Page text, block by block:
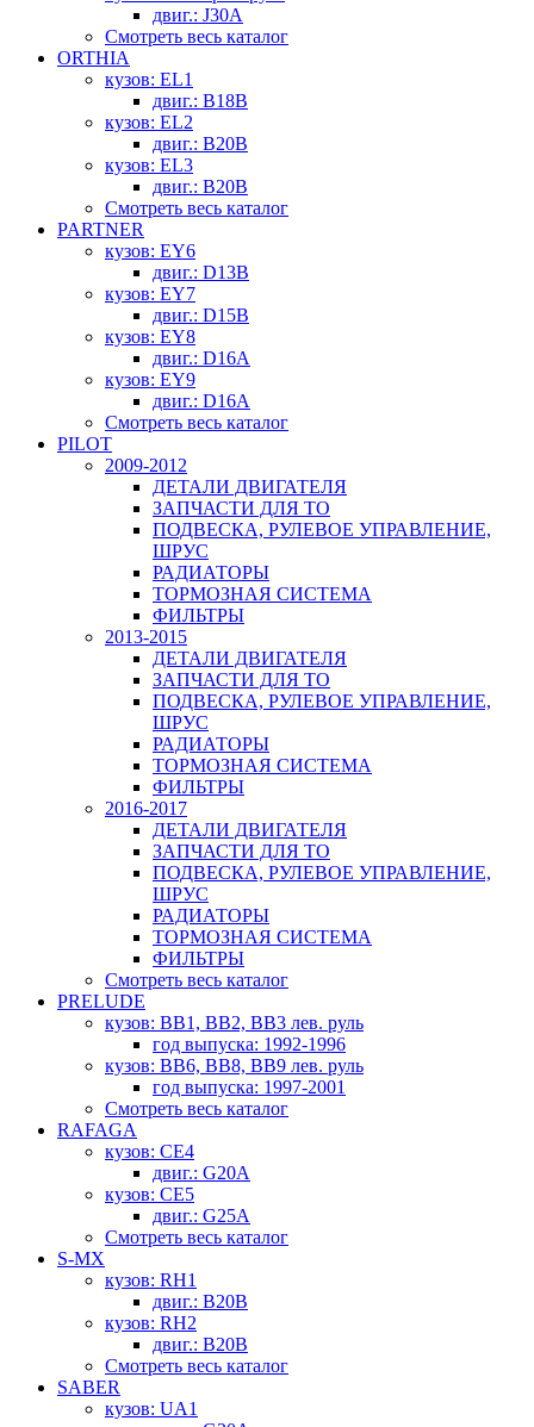
двиг.: J30A
Смотреть весь каталог
ORTHIA
кузов: EL1
двиг.: B18B
кузов: EL2
двиг.: B20B
кузов: EL3
двиг.: B20B
Смотреть весь каталог
PARTNER
кузов: EY6
двиг.: D13B
кузов: EY7
двиг.: D15B
кузов: EY8
двиг.: D16A
кузов: EY9
двиг.: D16A
Смотреть весь каталог
PILOT
2009-2012
ДЕТАЛИ ДВИГАТЕЛЯ
ЗАПЧАСТИ ДЛЯ ТО
ПОДВЕСКА, РУЛЕВОЕ УПРАВЛЕНИЕ,
ШРУС
РАДИАТОРЫ
ТОРМОЗНАЯ СИСТЕМА
ФИЛЬТРЫ
2013-2015
ДЕТАЛИ ДВИГАТЕЛЯ
ЗАПЧАСТИ ДЛЯ ТО
ПОДВЕСКА, РУЛЕВОЕ УПРАВЛЕНИЕ,
ШРУС
РАДИАТОРЫ
ТОРМОЗНАЯ СИСТЕМА
ФИЛЬТРЫ
2016-2017
ДЕТАЛИ ДВИГАТЕЛЯ
ЗАПЧАСТИ ДЛЯ ТО
ПОДВЕСКА, РУЛЕВОЕ УПРАВЛЕНИЕ,
ШРУС
РАДИАТОРЫ
ТОРМОЗНАЯ СИСТЕМА
ФИЛЬТРЫ
Смотреть весь каталог
PRELUDE
кузов: BB1, BB2, BB3 лев. руль
год выпуска: 1992-1996
кузов: BB6, BB8, BB9 лев. руль
год выпуска: 1997-2001
Смотреть весь каталог
RAFAGA
кузов: CE4
двиг.: G20A
кузов: CE5
двиг.: G25A
Смотреть весь каталог
S-MX
кузов: RH1
двиг.: B20B
кузов: RH2
двиг.: B20B
Смотреть весь каталог
SABER
кузов: UA1